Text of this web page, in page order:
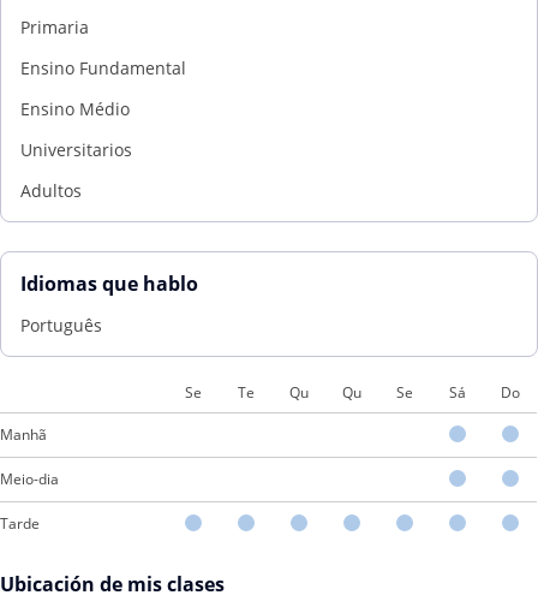
Primaria
Ensino Fundamental
Ensino Médio
Universitarios
Adultos
Idiomas que hablo
Português
Se Te Qu Qu Se Sá Do
Manhã
Meio-dia
Tarde
Ubicación de mis clases